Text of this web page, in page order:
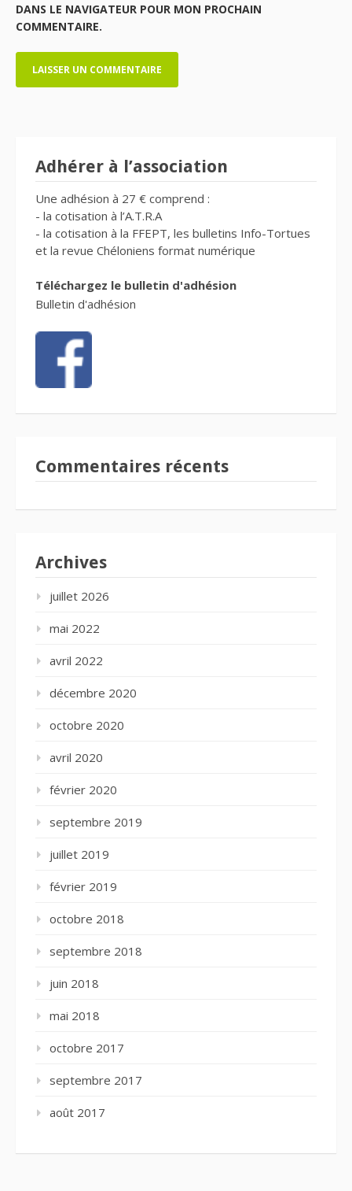
DANS LE NAVIGATEUR POUR MON PROCHAIN
COMMENTAIRE.
Adhérer à l’association
Une adhésion à 27 € comprend :
- la cotisation à l’A.T.R.A
- la cotisation à la FFEPT, les bulletins Info-Tortues
et la revue Chéloniens format numérique
Téléchargez le bulletin d'adhésion
Bulletin d'adhésion
Commentaires récents
Archives
juillet 2026
mai 2022
avril 2022
décembre 2020
octobre 2020
avril 2020
février 2020
septembre 2019
juillet 2019
février 2019
octobre 2018
septembre 2018
juin 2018
mai 2018
octobre 2017
septembre 2017
août 2017